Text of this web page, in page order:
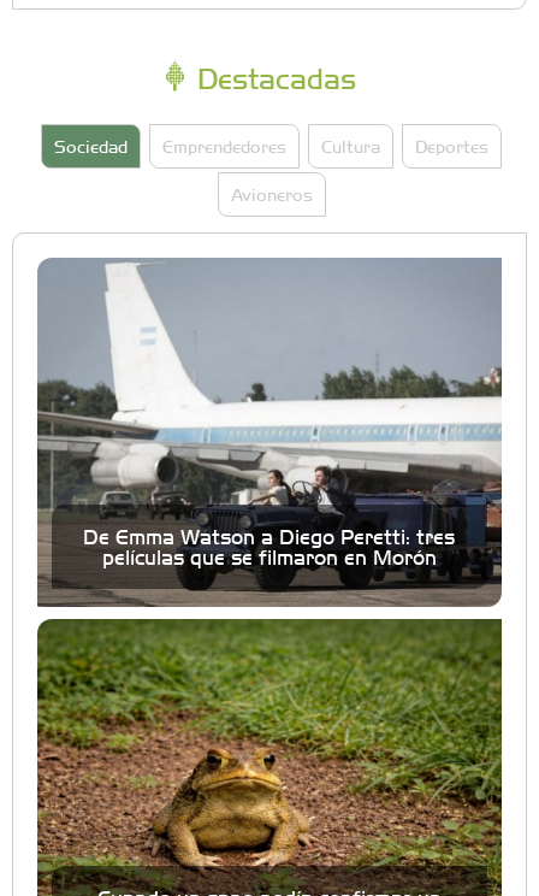
Destacadas
Sociedad Emprendedores Cultura Deportes
Avioneros
De Emma Watson a Diego Peretti: tres
películas que se filmaron en Morón